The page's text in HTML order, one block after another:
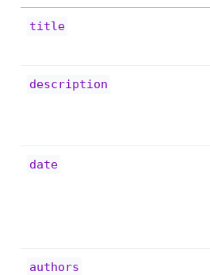
title
description
date
authors